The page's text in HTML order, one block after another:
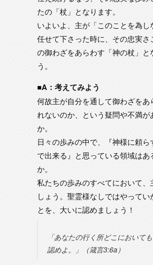
たの「杖」となります。
いよいよ、主が「このことを為し
任せて下さった時に、その忠実さ
の御わざをあらわす「神の杖」と
う。
■A：考えてみよう
何故主が自分を通して御わざをあ
れないのか、という疑問や不満が
か。
日々の歩みの中で、『神様に頼ら
で出来る』と思っている領域はあ
か。
私たちの歩みのすべてにおいて、
しょう。聖霊様なしではやってい
とを、大いに認めましょう！
「あなたの行く所どこにおいて
認めよ。」（箴言3:6a）